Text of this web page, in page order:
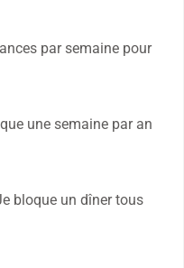
par semaine pour
une semaine par an
bloque un dîner tous